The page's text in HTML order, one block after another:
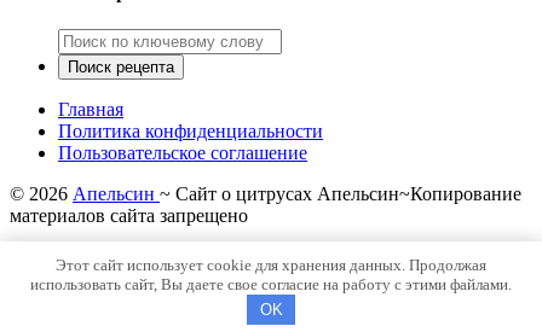
Главная
Политика конфиденциальности
Пользовательское соглашение
© 2026 Апельсин ~ Сайт о цитрусах Апельсин~Копирование
материалов сайта запрещено
Политика конфиденциальности
Этот сайт использует cookie для хранения данных. Продолжая
использовать сайт, Вы даете свое согласие на работу с этими файлами.
OK